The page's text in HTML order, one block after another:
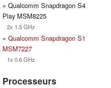
» Qualcomm Snapdragon S4
Play MSM8225
2x 1.5 GHz
» Qualcomm Snapdragon S1
MSM7227
1x 0.6 GHz
Processeurs